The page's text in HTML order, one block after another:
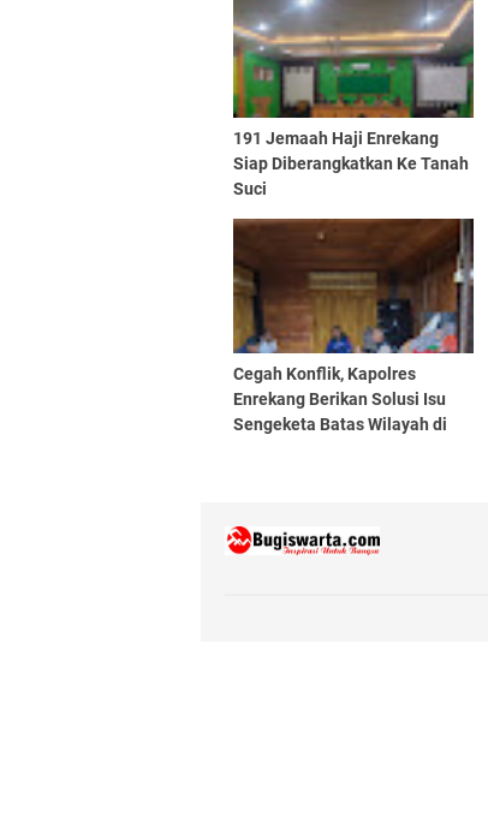
191 Jemaah Haji Enrekang
Siap Diberangkatkan Ke Tanah
Suci
Cegah Konflik, Kapolres
Enrekang Berikan Solusi Isu
Sengeketa Batas Wilayah di